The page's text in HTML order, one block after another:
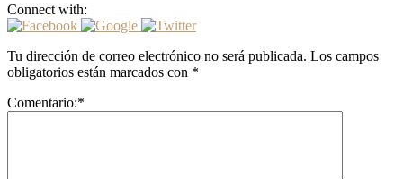
Connect with:
Tu dirección de correo electrónico no será publicada. Los campos
obligatorios están marcados con *
Comentario:*